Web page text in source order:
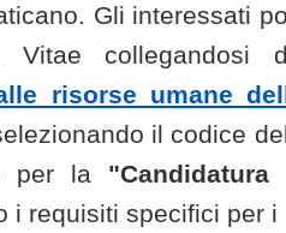
Gli interessati
Vitae collegandosi
risorse umane
il codice
per la "Candidatura
i requisiti specifici per